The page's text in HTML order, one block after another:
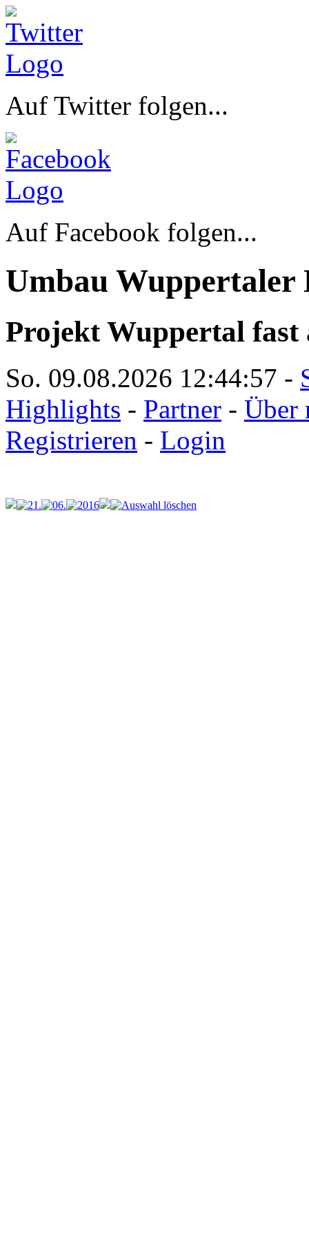
Auf Twitter folgen...
Auf Facebook folgen...
Umbau Wuppertaler
Projekt Wuppertal fast
So. 09.08.2026 12:44:57 -
Highlights - Partner - Über
Registrieren - Login